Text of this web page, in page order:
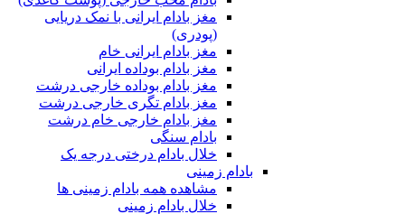
مغز بادام ایرانی با نمک دریایی
(پودری)
مغز بادام ایرانی خام
مغز بادام بوداده ایرانی
مغز بادام بوداده خارجی درشت
مغز بادام تگری خارجی درشت
مغز بادام خارجی خام درشت
بادام سنگی
خلال بادام درختی درجه یک
بادام زمینی
مشاهده همه بادام زمینی ها
خلال بادام زمینی